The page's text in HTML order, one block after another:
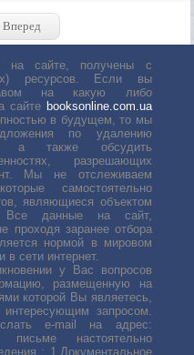
Вперед
на сайте, получены с
ресурсов. Если вы
на какую либо
сайте booksonline.com.ua
в будущем, то мы
по удалению
а также обсудить
разрешающих
Мы не отслеживаем
самостоятельно
являющиеся объектом
Все данные на сайт,
проходя заранее отбора
нормой в мировом
сети интернет.
у Вас вопросов
размещенную на
которой Вы являетесь,
запросом.
е-mail на адрес:
настоятельно
: 1.Документальное